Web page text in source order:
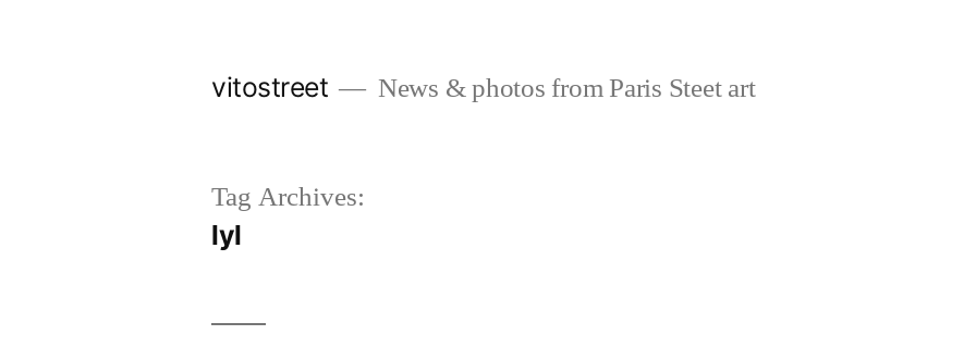
vitostreet News & photos from Paris Steet art
Tag Archives:
lyl